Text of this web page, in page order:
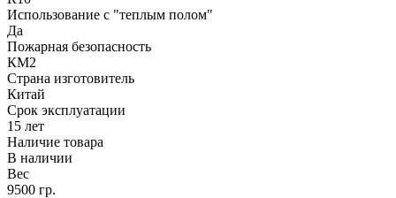
Использование с "теплым полом"
Да
Пожарная безопасность
КМ2
Страна изготовитель
Китай
Срок эксплуатации
15 лет
Наличие товара
В наличии
Вес
9500 гр.